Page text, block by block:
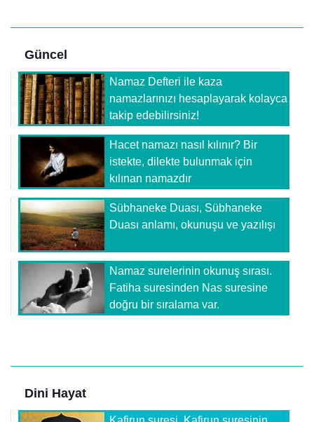
Güncel
Namaz Defteri ile kaza
namazlarınızı hesaplayarak kolayca
takip edebilirsiniz!
Hacet namazı nasıl kılınır? Bir
istekte, dilekte bulunmak için
kılınan namazdır
Sübhaneke Duası, Sübhaneke
Duası anlamı, okunuşu ve yazılışı
Namaz surelerinin okunuş sırası.
Fatiha suresinden Nas suresine
doğru bir sıralama var.
Dini Hayat